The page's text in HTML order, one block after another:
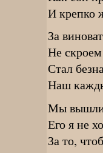
И крепко
За
Не
Стал
Наш
Мы вышли
Его я не
За то,